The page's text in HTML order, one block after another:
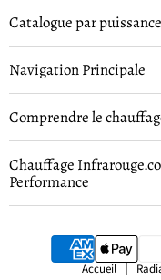
Catalogue par
Navigation Principale
Comprendre le
Chauffage
Performance
Accueil